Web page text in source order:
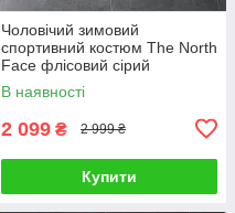
Чоловічий зимовий
спортивний костюм The North
Face флісовий сірий
Комплект Зе Норт Фейс
плюшевий
В наявності
2 099 ₴ 2 999 ₴
Купити